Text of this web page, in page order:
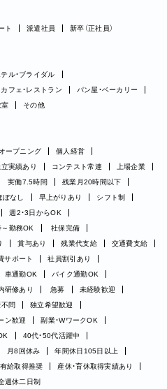
ト 派遣社員 新卒（正社員）
テル・ブライダル
カフェ・レストラン
パン屋・ベーカリー
室 その他
オープニング
個人経営
実績あり コンテスト常連
上場企業
実働7.5時間
残業月20時間以下
ぼなし 早上がりあり
シフト制
週2・3日からOK
～勤務OK
社保完備
賞与あり 残業代支給
交通費支給
サポート
社員割引あり
車通勤OK
バイク通勤OK
研修あり 急募
未経験歓迎
問
独立希望歓迎
ン歓迎
副業・WワークOK
40代・50代活躍中
月8回休み
年間休日105日以上
有給取得推奨
産休・育休取得実績あり
週休二日制